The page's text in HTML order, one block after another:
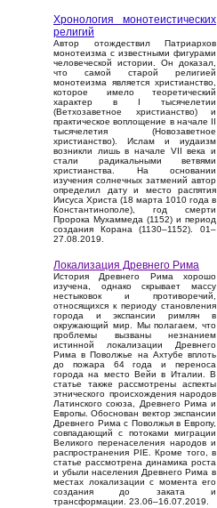
Хронология монотеистических
религий
Автор отождествил Патриархов
монотеизма с известными фигурами
человеческой истории. Он доказал,
что самой старой религией
монотеизма является христианство,
которое имело теоретический
характер в I тысячелетии
(Ветхозаветное христианство) и
практическое воплощение в начале II
тысячелетия (Новозаветное
христианство). Ислам и иудаизм
возникли лишь в начале VII века и
стали радикальными ветвями
христианства. На основании
изучения солнечных затмений автор
определил дату и место распятия
Иисуса Христа (18 марта 1010 года в
Константинополе), год смерти
Пророка Мухаммеда (1152) и период
создания Корана (1130–1152). 01–
27.08.2019.
Локализация Древнего Рима
История Древнего Рима хорошо
изучена, однако скрывает массу
нестыковок и противоречий,
относящихся к периоду становления
города и экспансии римлян в
окружающий мир. Мы полагаем, что
проблемы вызваны незнанием
истинной локализации Древнего
Рима в Поволжье на Ахтубе вплоть
до пожара 64 года и переноса
города на место Вейи в Италии. В
статье также рассмотрены аспекты
этнического происхождения народов
Латинского союза, Древнего Рима и
Европы. Обоснован вектор экспансии
Древнего Рима с Поволжья в Европу,
совпадающий с потоками миграции
Великого перенаселения народов и
распространения PIE. Кроме того, в
статье рассмотрена динамика роста
и убыли населения Древнего Рима в
местах локализации с момента его
создания до заката и
трансформации. 23.06–16.07.2019.